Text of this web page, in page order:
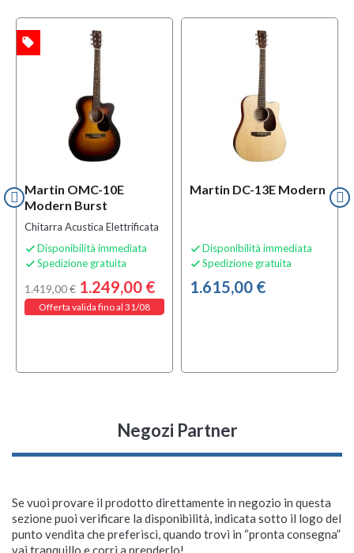
Martin OMC-10E
Modern Burst
Chitarra Acustica Elettrificata
 Disponibilità immediata
 Spedizione gratuita
1.419,00 € 1.249,00 €
Offerta valida fino al 31/08
local_offer
Martin DC-13E Modern
 Disponibilità immediata
 Spedizione gratuita
1.615,00 €
Martin Kovar Mk10
Martin MP353T Era 11-
Martin MP540T Era 12-
Martin Djre
Martin 000CJRE
Negozi Partner
Se vuoi provare il prodotto direttamente in negozio in questa
sezione puoi verificare la disponibilità, indicata sotto il logo del
punto vendita che preferisci, quando trovi in “pronta consegna”